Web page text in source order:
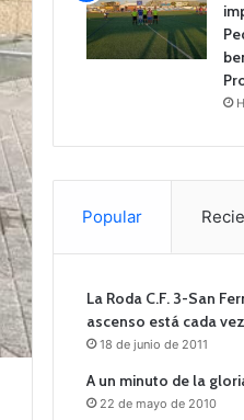
Popular
La Roda C.F. 3-San
ascenso está cada
18 de junio de 2011
A un minuto de la
22 de mayo de 2010